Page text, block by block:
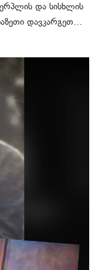
და სისხლის
დავკარგეთ…